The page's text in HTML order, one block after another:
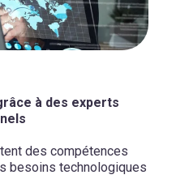
à des experts
des compétences
besoins technologiques